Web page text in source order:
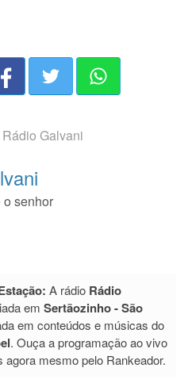
Rádio Galvani
senhor
A rádio Rádio
em Sertãozinho - São
em conteúdos e músicas do
. Ouça a programação ao vivo
agora mesmo pelo Rankeador.